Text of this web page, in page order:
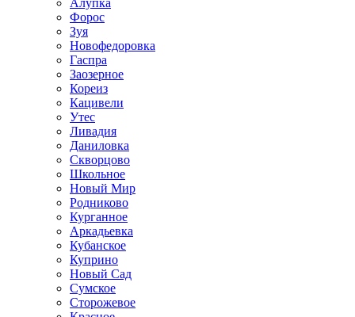
Алупка
Форос
Зуя
Новофедоровка
Гаспра
Заозерное
Кореиз
Кацивели
Утес
Ливадия
Даниловка
Скворцово
Школьное
Новый Мир
Родниково
Курганное
Аркадьевка
Кубанское
Куприно
Новый Сад
Сумское
Сторожевое